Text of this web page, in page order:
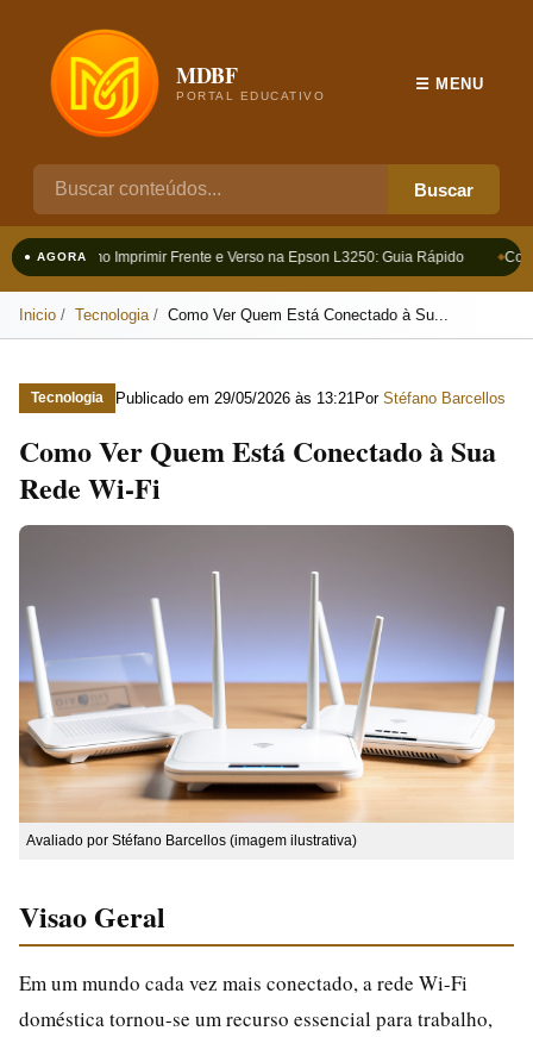
MDBF
PORTAL EDUCATIVO
Buscar
☰ MENU
● AGORAComo Imprimir Frente e Verso na Epson L3250: Guia Rápido
Inicio Tecnologia Como Ver Quem Está Conectado à Su...
Tecnologia Publicado em 29/05/2026 às 13:21 Por Stéfano Barcellos
Como Ver Quem Está Conectado à Sua
Rede Wi-Fi
Avaliado por Stéfano Barcellos (imagem ilustrativa)
Visao Geral
Em um mundo cada vez mais conectado, a rede Wi-Fi
doméstica tornou-se um recurso essencial para trabalho,